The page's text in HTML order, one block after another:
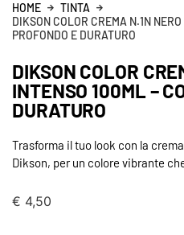
HOME
TINTA
DIKSON COLOR CREMA N.1N
PROFONDO E DURATURO
DIKSON COLOR
INTENSO 100ML –
DURATURO
Trasforma il tuo look con la
Dikson, per un colore vibrante
€ 4,50